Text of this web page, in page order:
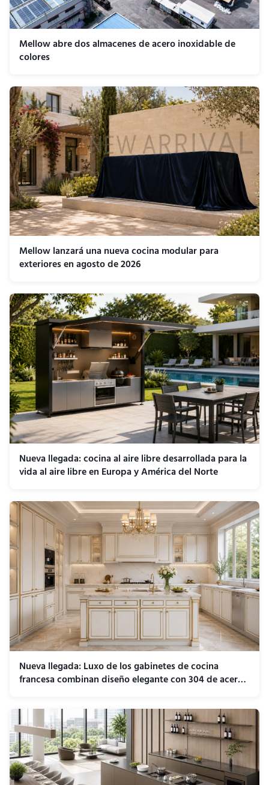
Mellow abre dos almacenes de acero inoxidable de
colores
Mellow lanzará una nueva cocina modular para
exteriores en agosto de 2026
Nueva llegada: cocina al aire libre desarrollada para la
vida al aire libre en Europa y América del Norte
Nueva llegada: Luxo de los gabinetes de cocina
francesa combinan diseño elegante con 304 de acero